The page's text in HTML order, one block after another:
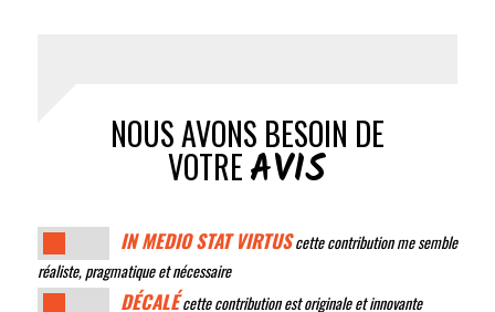
NOUS AVONS BESOIN DE
VOTREAVIS
IN MEDIO STAT VIRTUScette contribution me semble
réaliste, pragmatique et nécessaire
DÉCALÉcette contribution est originale et innovante